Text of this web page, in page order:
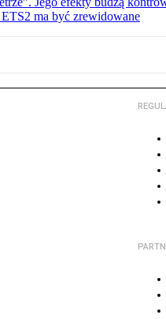
ma być zrewidowane